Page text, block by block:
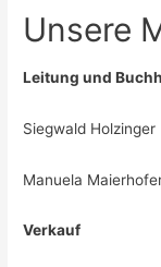
Unsere
Leitung und
Siegwald Holzinger
Manuela
Verkauf